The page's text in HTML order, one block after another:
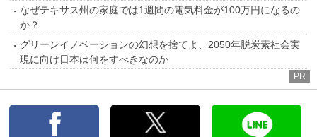
なぜテキサス州の家庭では1週間の電気料金が100万円になるの
か？
グリーンイノベーションの幻想を捨てよ、2050年脱炭素社会実
現に向け日本は何をすべきなのか
PR